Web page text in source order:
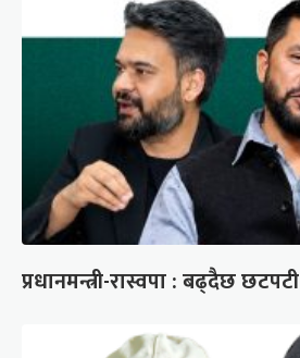
प्रधानमन्त्री-रास्वपा : बढ्दैछ छटपटी